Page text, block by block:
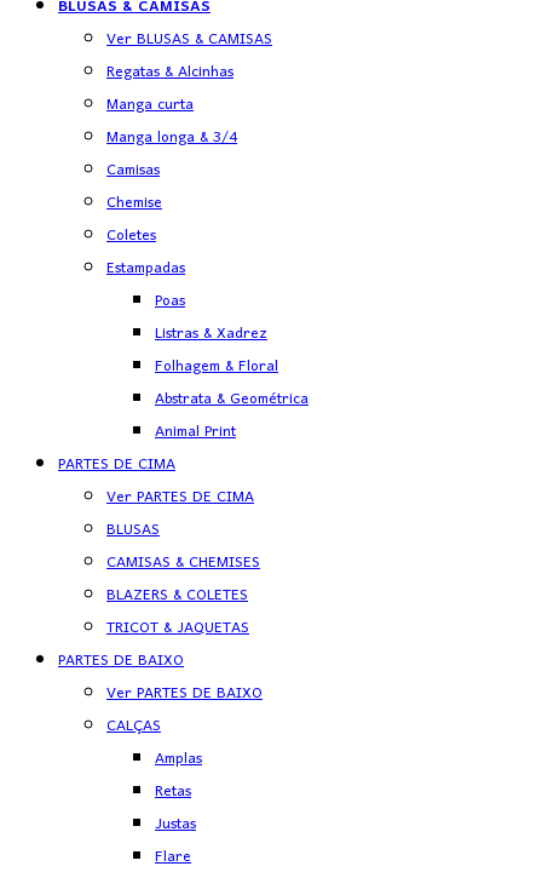
BLUSAS & CAMISAS
Ver BLUSAS & CAMISAS
Regatas & Alcinhas
Manga curta
Manga longa & 3/4
Camisas
Chemise
Coletes
Estampadas
Poas
Listras & Xadrez
Folhagem & Floral
Abstrata & Geométrica
Animal Print
PARTES DE CIMA
Ver PARTES DE CIMA
BLUSAS
CAMISAS & CHEMISES
BLAZERS & COLETES
TRICOT & JAQUETAS
PARTES DE BAIXO
Ver PARTES DE BAIXO
CALÇAS
Amplas
Retas
Justas
Flare